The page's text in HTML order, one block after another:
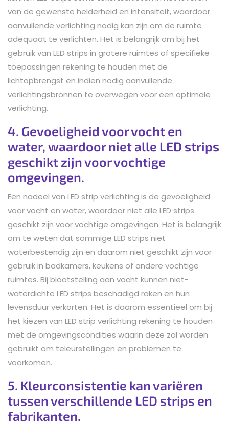
van de gewenste helderheid en intensiteit, waardoor
aanvullende verlichting nodig kan zijn om de ruimte
adequaat te verlichten. Het is belangrijk om bij het
gebruik van LED strips in grotere ruimtes of specifieke
toepassingen rekening te houden met de
lichtopbrengst en indien nodig aanvullende
verlichtingsbronnen te overwegen voor een optimale
verlichting.
4. Gevoeligheid voor vocht en
water, waardoor niet alle LED strips
geschikt zijn voor vochtige
omgevingen.
Een nadeel van LED strip verlichting is de gevoeligheid
voor vocht en water, waardoor niet alle LED strips
geschikt zijn voor vochtige omgevingen. Het is belangrijk
om te weten dat sommige LED strips niet
waterbestendig zijn en daarom niet geschikt zijn voor
gebruik in badkamers, keukens of andere vochtige
ruimtes. Bij blootstelling aan vocht kunnen niet-
waterdichte LED strips beschadigd raken en hun
levensduur verkorten. Het is daarom essentieel om bij
het kiezen van LED strip verlichting rekening te houden
met de omgevingscondities waarin deze zal worden
gebruikt om teleurstellingen en problemen te
voorkomen.
5. Kleurconsistentie kan variëren
tussen verschillende LED strips en
fabrikanten.